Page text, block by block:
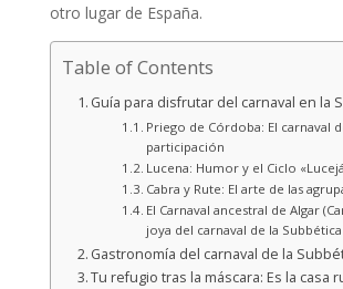
otro lugar de España.
Table of Contents
Guía para disfrutar del carnaval en la
Priego de Córdoba: El carnaval
participación
Lucena: Humor y el Ciclo
Cabra y Rute: El arte de las
El Carnaval ancestral de Algar
joya del carnaval de la Subbética
Gastronomía del carnaval de la
Tu refugio tras la máscara: Es la casa